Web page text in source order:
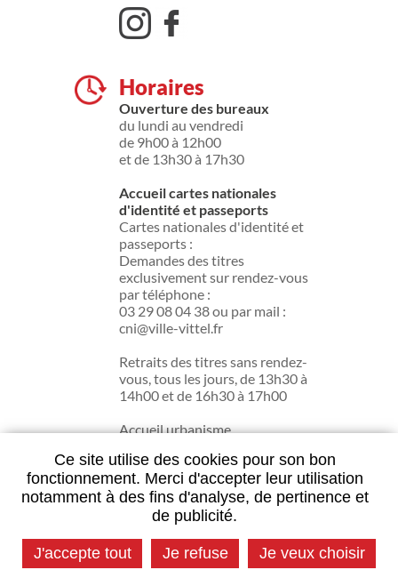
Ce site utilise des cookies pour son bon
fonctionnement. Merci d'accepter leur utilisation
notamment à des fins d'analyse, de pertinence et
de publicité.
J'accepte tout Je refuse Je veux choisir
Horaires
Ouverture des bureaux
du lundi au vendredi
de 9h00 à 12h00
et de 13h30 à 17h30
Accueil cartes nationales
d'identité et passeports
Cartes nationales d'identité et
passeports :
Demandes des titres
exclusivement sur rendez-vous
par téléphone :
03 29 08 04 38 ou par mail :
cni@ville-vittel.fr
Retraits des titres sans rendez-
vous, tous les jours, de 13h30 à
14h00 et de 16h30 à 17h00
Accueil urbanisme
17h30.
Contactez la mairie